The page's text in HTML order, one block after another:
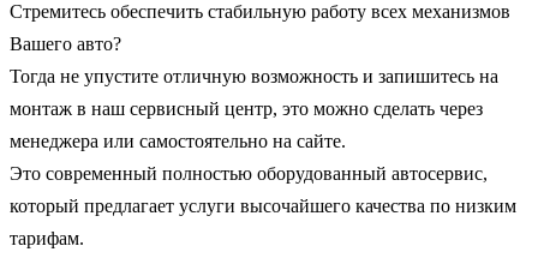
Стремитесь обеспечить стабильную работу всех механизмов
Вашего авто?
Тогда не упустите отличную возможность и запишитесь на
монтаж в наш сервисный центр, это можно сделать через
менеджера или самостоятельно на сайте.
Это современный полностью оборудованный автосервис,
который предлагает услуги высочайшего качества по низким
тарифам.